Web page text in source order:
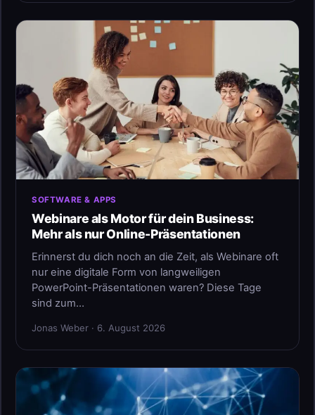
SOFTWARE & APPS
Webinare als Motor für dein Business:
Mehr als nur Online-Präsentationen
Erinnerst du dich noch an die Zeit, als Webinare oft
nur eine digitale Form von langweiligen
PowerPoint-Präsentationen waren? Diese Tage
sind zum…
Jonas Weber · 6. August 2026